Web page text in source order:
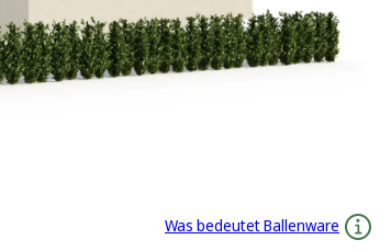
Was bedeutet Ballenware